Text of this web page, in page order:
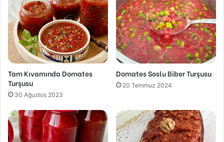
Tam Kıvamında Domates
Turşusu
30 Ağustos 2023
Domates Soslu Biber Turşusu
20 Temmuz 2024